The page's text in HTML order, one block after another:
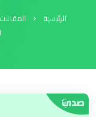
الرئيسية